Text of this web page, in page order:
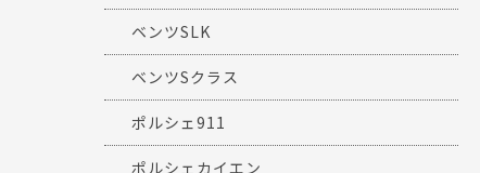
ベンツSLK
ベンツSクラス
ポルシェ911
ポルシェカイエン